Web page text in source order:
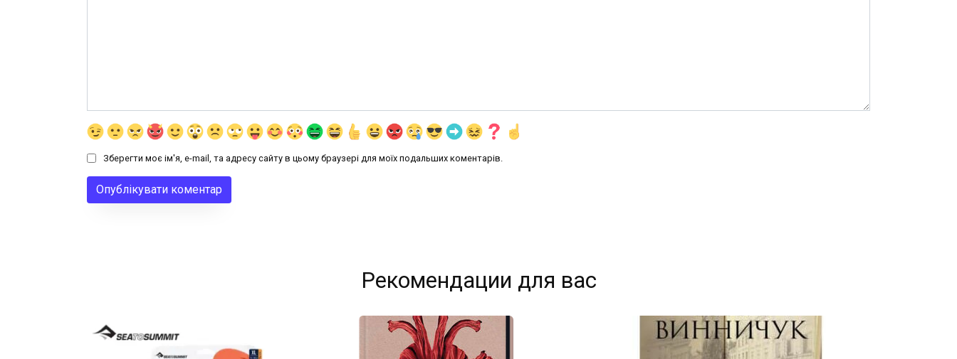
Зберегти моє ім'я, e-mail, та адресу сайту в цьому браузері для моїх подальших коментарів.
Рекомендации для вас